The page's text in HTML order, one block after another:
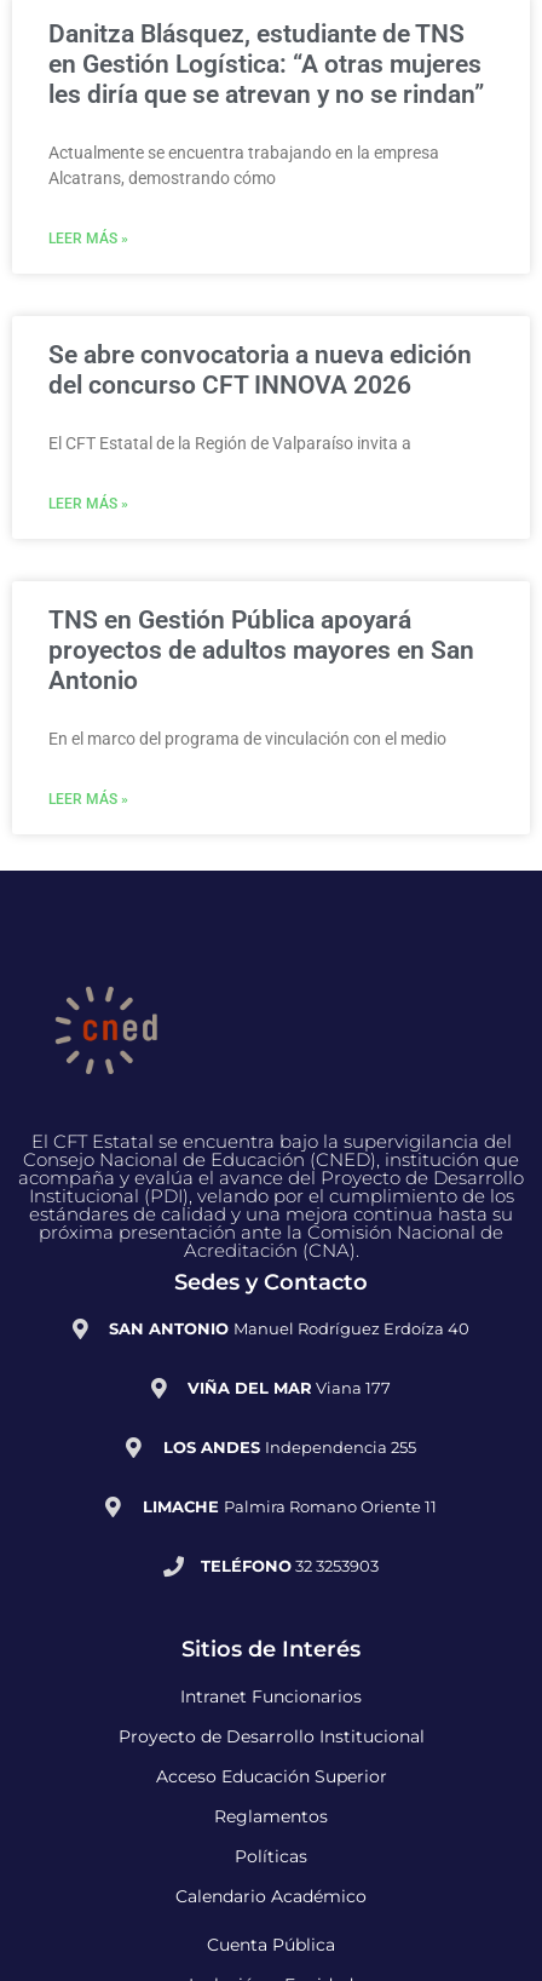
Danitza Blásquez, estudiante de TNS
en Gestión Logística: “A otras mujeres
les diría que se atrevan y no se rindan”
Actualmente se encuentra trabajando en la empresa
Alcatrans, demostrando cómo
LEER MÁS »
Se abre convocatoria a nueva edición
del concurso CFT INNOVA 2026
El CFT Estatal de la Región de Valparaíso invita a
LEER MÁS »
TNS en Gestión Pública apoyará
proyectos de adultos mayores en San
Antonio
En el marco del programa de vinculación con el medio
LEER MÁS »
El CFT Estatal se encuentra bajo la supervigilancia del
Consejo Nacional de Educación (CNED), institución que
acompaña y evalúa el avance del Proyecto de Desarrollo
Institucional (PDI), velando por el cumplimiento de los
estándares de calidad y una mejora continua hasta su
próxima presentación ante la Comisión Nacional de
Acreditación (CNA).
Sedes y Contacto
SAN ANTONIO Manuel Rodríguez Erdoíza 40
VIÑA DEL MAR Viana 177
LOS ANDES Independencia 255
LIMACHE Palmira Romano Oriente 11
TELÉFONO32 3253903
Sitios de Interés
Intranet Funcionarios
Proyecto de Desarrollo Institucional
Acceso Educación Superior
Reglamentos
Políticas
Calendario Académico
Cuenta Pública